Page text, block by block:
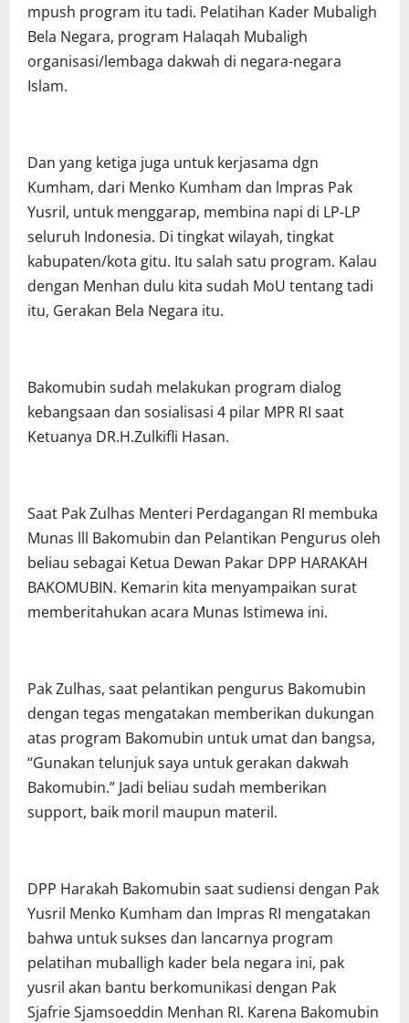
mpush program itu tadi. Pelatihan Kader Mubaligh
Bela Negara, program Halaqah Mubaligh
organisasi/lembaga dakwah di negara-negara
Islam.
Dan yang ketiga juga untuk kerjasama dgn
Kumham, dari Menko Kumham dan lmpras Pak
Yusril, untuk menggarap, membina napi di LP-LP
seluruh Indonesia. Di tingkat wilayah, tingkat
kabupaten/kota gitu. Itu salah satu program. Kalau
dengan Menhan dulu kita sudah MoU tentang tadi
itu, Gerakan Bela Negara itu.
Bakomubin sudah melakukan program dialog
kebangsaan dan sosialisasi 4 pilar MPR RI saat
Ketuanya DR.H.Zulkifli Hasan.
Saat Pak Zulhas Menteri Perdagangan RI membuka
Munas lll Bakomubin dan Pelantikan Pengurus oleh
beliau sebagai Ketua Dewan Pakar DPP HARAKAH
BAKOMUBIN. Kemarin kita menyampaikan surat
memberitahukan acara Munas Istimewa ini.
Pak Zulhas, saat pelantikan pengurus Bakomubin
dengan tegas mengatakan memberikan dukungan
atas program Bakomubin untuk umat dan bangsa,
“Gunakan telunjuk saya untuk gerakan dakwah
Bakomubin.” Jadi beliau sudah memberikan
support, baik moril maupun materil.
DPP Harakah Bakomubin saat sudiensi dengan Pak
Yusril Menko Kumham dan Impras RI mengatakan
bahwa untuk sukses dan lancarnya program
pelatihan muballigh kader bela negara ini, pak
yusril akan bantu berkomunikasi dengan Pak
Sjafrie Sjamsoeddin Menhan RI. Karena Bakomubin